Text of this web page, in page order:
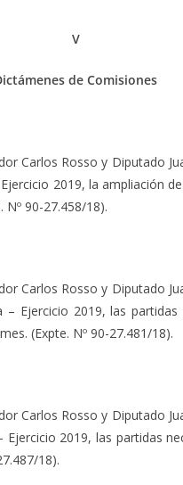
V
de Comisiones
Carlos Rosso y Diputado
2019, la ampliación
90-27.458/18).
Rosso y Diputado
Ejercicio 2019, las
(Expte. Nº 90-27.481/18).
Rosso y Diputado
2019, las partidas
18).